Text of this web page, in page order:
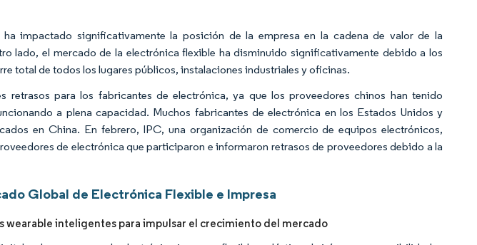
impactado significativamente la posición de la empresa en la cadena de valor de la
lado, el mercado de la electrónica flexible ha disminuido significativamente debido a los
total de todos los lugares públicos, instalaciones industriales y oficinas.
retrasos para los fabricantes de electrónica, ya que los proveedores chinos han tenido
a plena capacidad. Muchos fabricantes de electrónica en los Estados Unidos y
en China. En febrero, IPC, una organización de comercio de equipos electrónicos,
de electrónica que participaron e informaron retrasos de proveedores debido a la
Global de Electrónica Flexible e Impresa
wearable inteligentes para impulsar el crecimiento del mercado